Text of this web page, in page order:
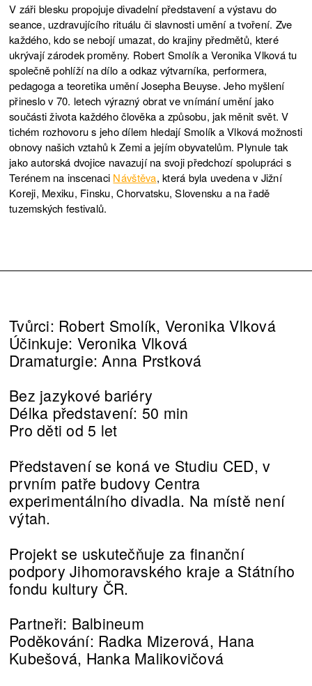
V záři blesku propojuje divadelní představení a výstavu do
seance, uzdravujícího rituálu či slavnosti umění a tvoření. Zve
každého, kdo se nebojí umazat, do krajiny předmětů, které
ukrývají zárodek proměny. Robert Smolík a Veronika Vlková tu
společně pohlíží na dílo a odkaz výtvarníka, performera,
pedagoga a teoretika umění Josepha Beuyse. Jeho myšlení
přineslo v 70. letech výrazný obrat ve vnímání umění jako
součásti života každého člověka a způsobu, jak měnit svět. V
tichém rozhovoru s jeho dílem hledají Smolík a Vlková možnosti
obnovy našich vztahů k Zemi a jejím obyvatelům. Plynule tak
jako autorská dvojice navazují na svoji předchozí spolupráci s
Terénem na inscenaci Návštěva, která byla uvedena v Jižní
Koreji, Mexiku, Finsku, Chorvatsku, Slovensku a na řadě
tuzemských festivalů.
Tvůrci: Robert Smolík, Veronika Vlková
Účinkuje: Veronika Vlková
Dramaturgie: Anna Prstková
Bez jazykové bariéry
Délka představení: 50 min
Pro děti od 5 let
Představení se koná ve Studiu CED, v
prvním patře budovy Centra
experimentálního divadla. Na místě není
výtah.
Projekt se uskutečňuje za finanční
podpory Jihomoravského kraje a Státního
fondu kultury ČR.
Partneři: Balbineum
Poděkování: Radka Mizerová, Hana
Kubešová, Hanka Malikovičová